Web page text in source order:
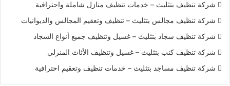
شركة تنظيف بتثليث – خدمات تنظيف منازل شاملة واحترافية
شركة تنظيف مجالس بتثليث – تنظيف وتعقيم المجالس والديوانيات
شركة تنظيف سجاد بتثليث – غسيل وتنظيف جميع أنواع السجاد
شركة تنظيف كنب بتثليث – غسيل وتنظيف الأثاث المنزلي
شركة تنظيف مساجد بتثليث – خدمات تنظيف وتعقيم احترافية